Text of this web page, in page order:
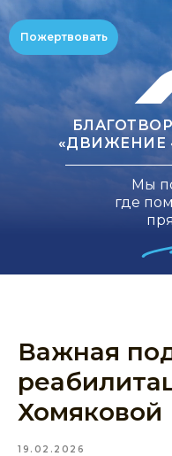
Пожертвовать
«ДВИЖЕНИЕ
Мы
где
Важная
Хомяковой
19.02.2026